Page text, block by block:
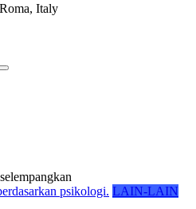
Italy
LAIN-LAIN